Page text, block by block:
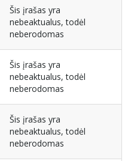
Šis įrašas yra
nebeaktualus, todėl
neberodomas
Šis įrašas yra
nebeaktualus, todėl
neberodomas
Šis įrašas yra
nebeaktualus, todėl
neberodomas